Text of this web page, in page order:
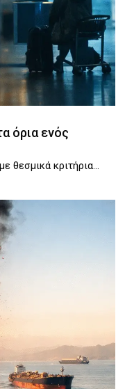
όρια ενός
θεσμικά κριτήρια...